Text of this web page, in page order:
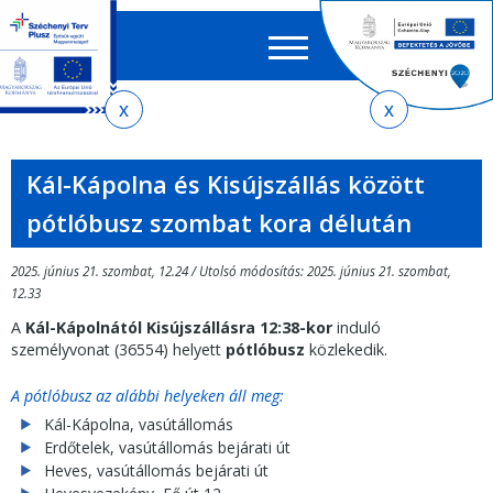
menetrendkeresőhöz
almenühöz
tartalomra
oldaltérképre
EN HU
űrlap
Kál-Kápolna és Kisújszállás között
pótlóbusz szombat kora délután
2025. június 21. szombat, 12.24 / Utolsó módosítás: 2025. június 21. szombat,
12.33
A Kál-Kápolnától Kisújszállásra 12:38-kor induló
személyvonat (36554) helyett pótlóbusz közlekedik.
A pótlóbusz az alábbi helyeken áll meg:
Kál-Kápolna, vasútállomás
Erdőtelek, vasútállomás bejárati út
Heves, vasútállomás bejárati út